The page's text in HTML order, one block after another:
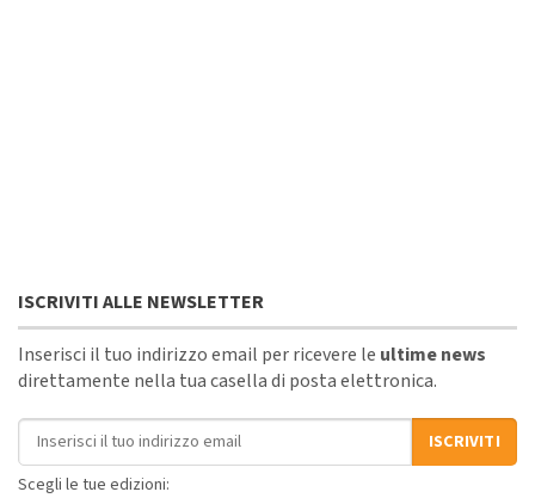
ISCRIVITI ALLE NEWSLETTER
Inserisci il tuo indirizzo email per ricevere le ultime news
direttamente nella tua casella di posta elettronica.
Indirizzo email
ISCRIVITI
Scegli le tue edizioni: